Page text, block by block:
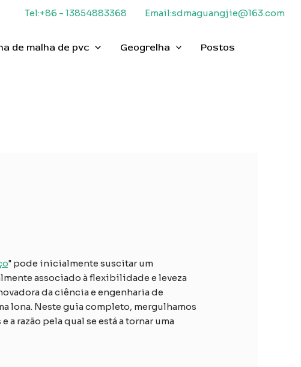
Tel:+86 - 13854883368 Email:sdmaguangjie@163.com
de malha de pvc Geogrelha Postos
" pode inicialmente suscitar um
associado à flexibilidade e leveza
da ciência e engenharia de
lona. Neste guia completo, mergulhamos
razão pela qual se está a tornar uma